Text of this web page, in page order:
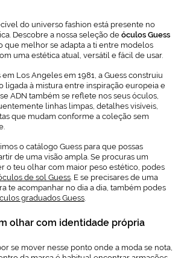
do universo fashion está presente no
Descobre a nossa seleção de óculos Guess
que melhor se adapta a ti entre modelos
uma estética atual, versátil e fácil de usar.
em Los Angeles em 1981, a Guess construiu
ligada à mistura entre inspiração europeia e
ADN também se reflete nos seus óculos,
linhas limpas, detalhes visíveis,
que mudam conforme a coleção sem
o catálogo Guess para que possas
de uma visão ampla. Se procuras um
o teu olhar com maior peso estético, podes
de sol Guess . E se precisares de uma
te acompanhar no dia a dia, também podes
graduados Guess
olhar com identidade própria
se mover nesse ponto onde a moda se nota,